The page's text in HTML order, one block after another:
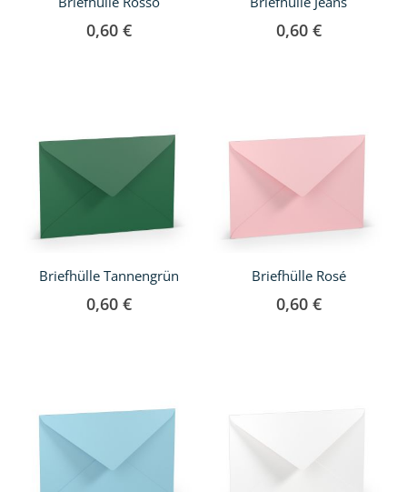
0,60 € 0,60 €
Briefhülle Tannengrün
0,60 €
Briefhülle Rosé
0,60 €